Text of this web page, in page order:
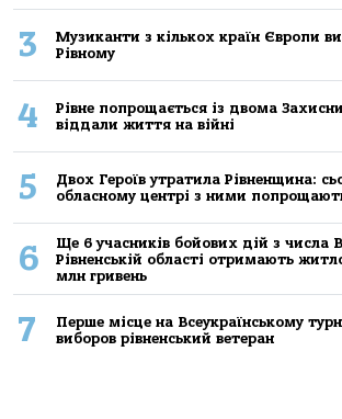
3
Музиканти з кількох країн Європи
Рівному
4
Рівне попрощається із двома
віддали життя на війні
5
Двох Героїв утратила Рівненщина:
обласному центрі з ними
6
Ще 6 учасників бойових дій з числа
Рівненській області отримають
млн гривень
7
Перше місце на Всеукраїнському
виборов рівненський ветеран